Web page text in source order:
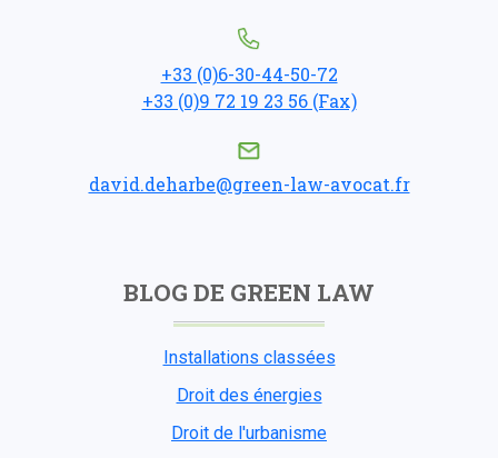
+33 (0)6-30-44-50-72
+33 (0)9 72 19 23 56 (Fax)
david.deharbe@green-law-avocat.fr
BLOG DE GREEN LAW
Installations classées
Droit des énergies
Droit de l'urbanisme